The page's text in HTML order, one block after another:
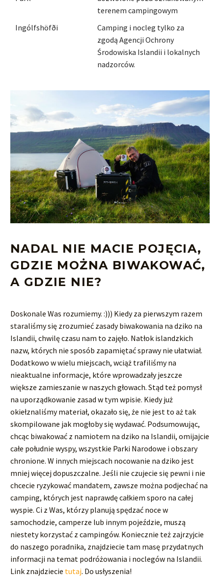
terenem campingowym
Ingólfshöfði
Camping i nocleg tylko za
zgodą Agencji Ochrony
Środowiska Islandii i lokalnych
nadzorców.
NADAL NIE MACIE POJĘCIA,
GDZIE MOŻNA BIWAKOWAĆ,
A GDZIE NIE?
Doskonale Was rozumiemy. :))) Kiedy za pierwszym razem
staraliśmy się zrozumieć zasady biwakowania na dziko na
Islandii, chwilę czasu nam to zajęło. Natłok islandzkich
nazw, których nie sposób zapamiętać sprawy nie ułatwiał.
Dodatkowo w wielu miejscach, wciąż trafiliśmy na
nieaktualne informacje, które wprowadzały jeszcze
większe zamieszanie w naszych głowach. Stąd też pomysł
na uporządkowanie zasad w tym wpisie. Kiedy już
okiełznaliśmy materiał, okazało się, że nie jest to aż tak
skompilowane jak mogłoby się wydawać. Podsumowując,
chcąc biwakować z namiotem na dziko na Islandii, omijajcie
całe południe wyspy, wszystkie Parki Narodowe i obszary
chronione. W innych miejscach nocowanie na dziko jest
mniej więcej dopuszczalne. Jeśli nie czujecie się pewni i nie
chcecie ryzykować mandatem, zawsze można podjechać na
camping, których jest naprawdę całkiem sporo na całej
wyspie. Ci z Was, którzy planują spędzać noce w
samochodzie, camperze lub innym pojeździe, muszą
niestety korzystać z campingów. Koniecznie też zajrzyjcie
do naszego poradnika, znajdziecie tam masę przydatnych
informacji na temat podróżowania i noclegów na Islandii.
Link znajdziecie tutaj. Do usłyszenia!